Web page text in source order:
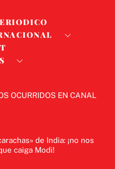
OCURRIDOS EN CANAL
de India: ¡no nos
caiga Modi!